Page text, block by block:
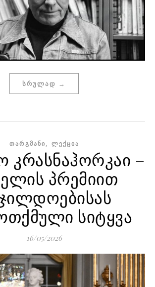
ᲡᲠᲣᲚᲐᲓ →
ᲗᲐᲠᲒᲛᲐᲜᲘ, ᲚᲔᲥᲪᲘᲐ
–
პრემიით
სიტყვა
16/05/2026